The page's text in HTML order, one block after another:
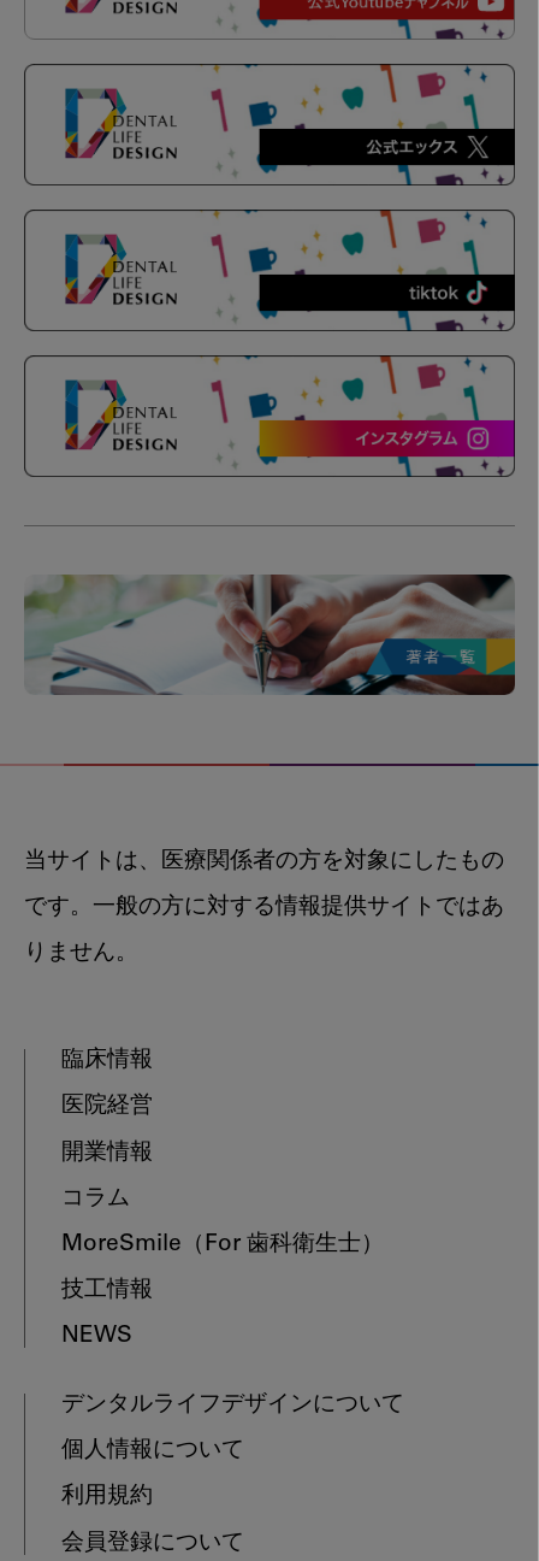
当サイトは、医療関係者の方を対象にしたもの
です。一般の方に対する情報提供サイトではあ
りません。
臨床情報
医院経営
開業情報
コラム
MoreSmile （For 歯科衛生士）
技工情報
NEWS
デンタルライフデザインについて
個人情報について
利用規約
会員登録について